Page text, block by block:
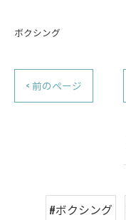
ボクシング
< 前のページ
#ボクシング